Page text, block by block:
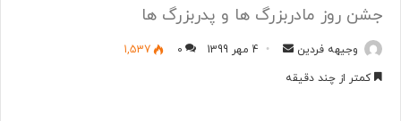
جشن روز مادربزرگ ها و پدربزرگ ها
وجیهه فردین 4 مهر 1399 0
1,537
کمتر از چند دقیقه